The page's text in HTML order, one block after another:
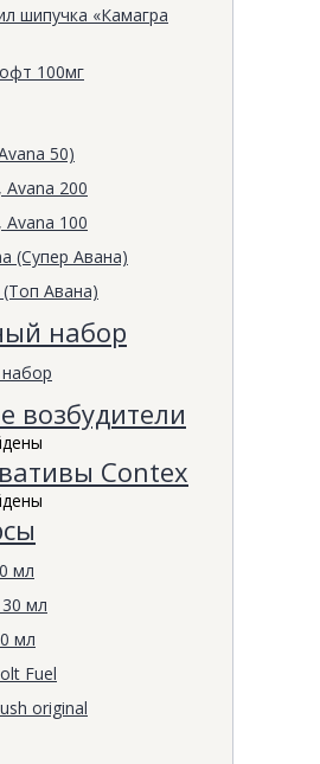
шипучка «Камагра
100мг
50)
Avana 200
Avana 100
(Супер Авана)
Авана)
набор
возбудители
Contex
мл
мл
мл
Fuel
original